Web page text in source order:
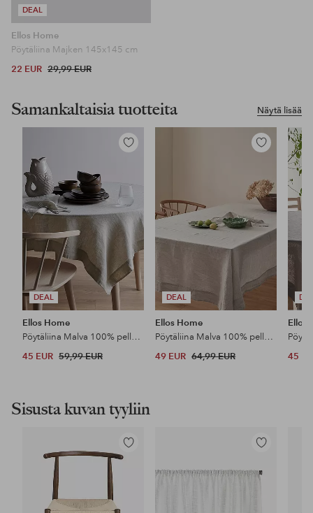
DEAL
Ellos Home
Pöytäliina Majken 145x145 cm
22 EUR 29,99 EUR
Näytä lisää
Samankaltaisia tuotteita
DEAL
Lisää
Ellos Home
Pöytäliina Malva 100% pellavaa, 140x140 cm
45 EUR 59,99 EUR
DEAL
Lisää
suosikkeihin
Ellos Home
Pöytäliina Malva 100% pellavaa
49 EUR 64,99 EUR
Ellos
45
Sisusta kuvan tyyliin
Lisää
suosikkeihin
Lisää